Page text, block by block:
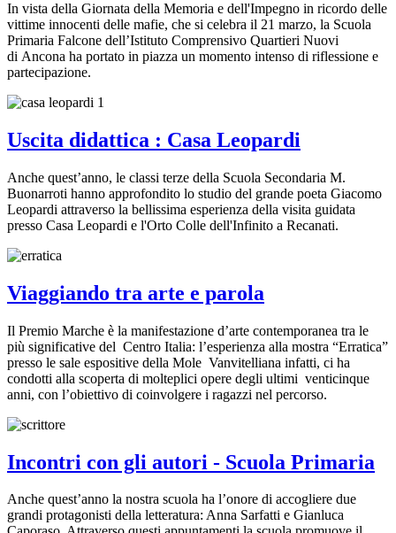
In vista della Giornata della Memoria e dell'Impegno in ricordo delle
vittime innocenti delle mafie, che si celebra il 21 marzo, la Scuola
Primaria Falcone dell’Istituto Comprensivo Quartieri Nuovi
di Ancona ha portato in piazza un momento intenso di riflessione e
partecipazione.
Uscita didattica : Casa Leopardi
Anche quest’anno, le classi terze della Scuola Secondaria M.
Buonarroti hanno approfondito lo studio del grande poeta Giacomo
Leopardi attraverso la bellissima esperienza della visita guidata
presso Casa Leopardi e l'Orto Colle dell'Infinito a Recanati.
Viaggiando tra arte e parola
Il Premio Marche è la manifestazione d’arte contemporanea tra le
più significative del Centro Italia: l’esperienza alla mostra “Erratica”
presso le sale espositive della Mole Vanvitelliana infatti, ci ha
condotti alla scoperta di molteplici opere degli ultimi venticinque
anni, con l’obiettivo di coinvolgere i ragazzi nel percorso.
Incontri con gli autori - Scuola Primaria
Anche quest’anno la nostra scuola ha l’onore di accogliere due
grandi protagonisti della letteratura: Anna Sarfatti e Gianluca